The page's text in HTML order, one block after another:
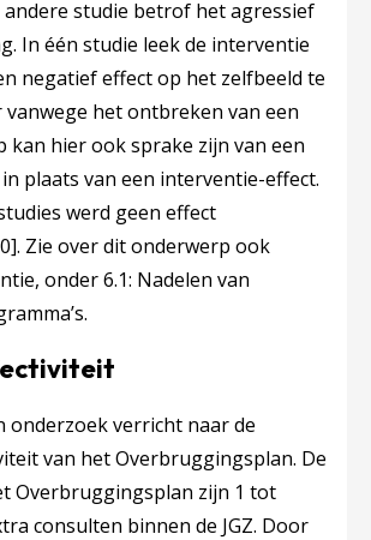
andere studie betrof het agressief
In één studie leek de interventie
negatief effect op het zelfbeeld te
vanwege het ontbreken van een
kan hier ook sprake zijn van een
plaats van een interventie-effect.
werd geen effect
. Zie over dit onderwerp ook
onder 6.1: Nadelen van
onderzoek verricht naar de
van het Overbruggingsplan. De
Overbruggingsplan zijn 1 tot
consulten binnen de JGZ. Door